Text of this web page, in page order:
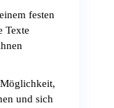
festen
Texte
und sich